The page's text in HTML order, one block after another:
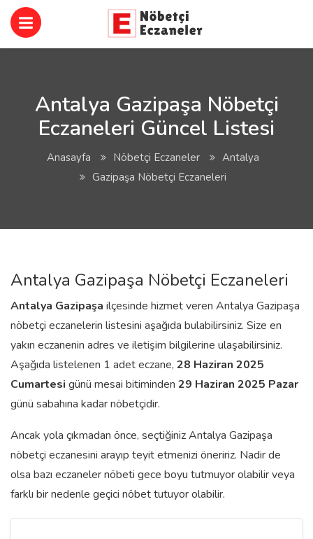
Antalya Gazipaşa Nöbetçi
Eczaneleri Güncel Listesi
Anasayfa Nöbetçi Eczaneler
Antalya
Gazipaşa Nöbetçi Eczaneleri
Antalya Gazipaşa Nöbetçi Eczaneleri
Antalya Gazipaşa ilçesinde hizmet veren Antalya Gazipaşa
nöbetçi eczanelerin listesini aşağıda bulabilirsiniz. Size en
yakın eczanenin adres ve iletişim bilgilerine ulaşabilirsiniz.
Aşağıda listelenen 1 adet eczane, 28 Haziran 2025
Cumartesi günü mesai bitiminden 29 Haziran 2025 Pazar
günü sabahına kadar nöbetçidir.
Ancak yola çıkmadan önce, seçtiğiniz Antalya Gazipaşa
nöbetçi eczanesini arayıp teyit etmenizi öneririz. Nadir de
olsa bazı eczaneler nöbeti gece boyu tutmuyor olabilir veya
farklı bir nedenle geçici nöbet tutuyor olabilir.